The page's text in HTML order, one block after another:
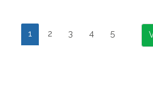
1 2 3 4 5